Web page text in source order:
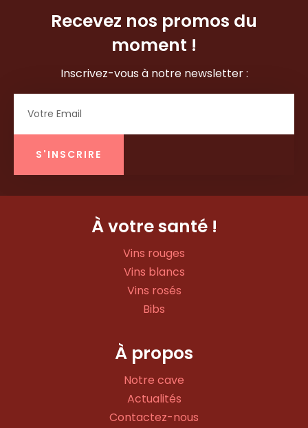
Recevez nos promos du
moment !
Inscrivez-vous à notre newsletter :
S'INSCRIRE
À votre santé !
Vins rouges
Vins blancs
Vins rosés
Bibs
À propos
Notre cave
Actualités
Contactez-nous